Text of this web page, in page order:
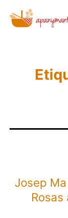
Saltar
Novedades
Josep
Rosas